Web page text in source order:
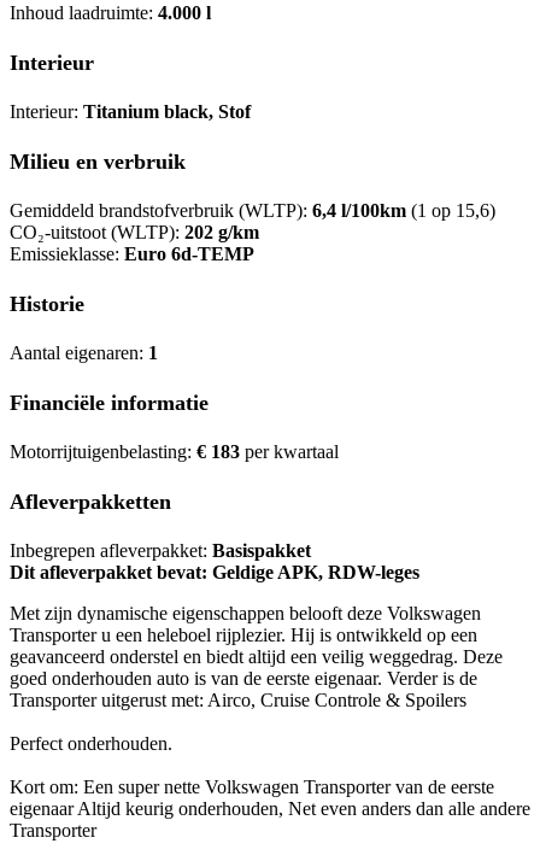
Inhoud laadruimte: 4.000 l
Interieur
Interieur: Titanium black, Stof
Milieu en verbruik
Gemiddeld brandstofverbruik (WLTP): 6,4 l/100km (1 op 15,6)
CO₂-uitstoot (WLTP): 202 g/km
Emissieklasse: Euro 6d-TEMP
Historie
Aantal eigenaren: 1
Financiële informatie
Motorrijtuigenbelasting: € 183 per kwartaal
Afleverpakketten
Inbegrepen afleverpakket: Basispakket
Dit afleverpakket bevat: Geldige APK, RDW-leges
Met zijn dynamische eigenschappen belooft deze Volkswagen
Transporter u een heleboel rijplezier. Hij is ontwikkeld op een
geavanceerd onderstel en biedt altijd een veilig weggedrag. Deze
goed onderhouden auto is van de eerste eigenaar. Verder is de
Transporter uitgerust met: Airco, Cruise Controle & Spoilers
Perfect onderhouden.
Kort om: Een super nette Volkswagen Transporter van de eerste
eigenaar Altijd keurig onderhouden, Net even anders dan alle andere
Transporter